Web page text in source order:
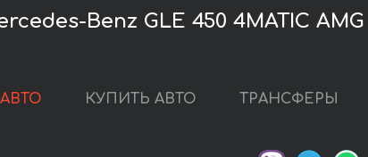
Benz GLE 450 4MATIC
КУПИТЬ АВТО ТРАНСФЕРЫ